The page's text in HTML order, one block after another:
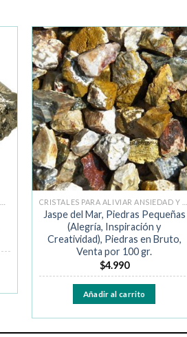
Añadir
a la
lista de
deseos
Jaspe del Mar, Piedras Pequeñas
(Alegría, Inspiración y
Creatividad), Piedras en Bruto,
Venta por 100 gr.
$4.990
Añadir al carrito